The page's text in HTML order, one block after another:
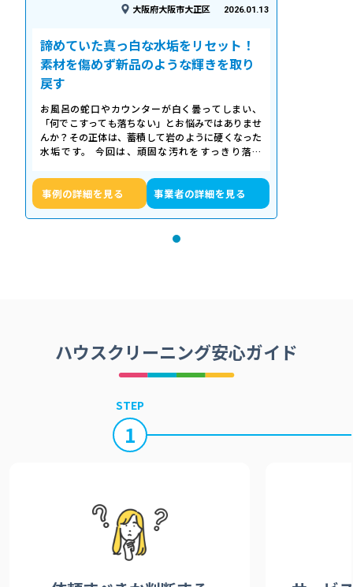
大阪府大阪市大正区 2026.01.13
諦めていた真っ白な水垢をリセット！
素材を傷めず新品のような輝きを取り
戻す
お風呂の蛇口やカウンターが白く曇ってしまい、
「何でこすっても落ちない」とお悩みではありませ
んか？その正体は、蓄積して岩のように硬くなった
水垢です。 今回は、頑固な汚れをすっきり落と
事例の詳細を見る 事業者の詳細を見る
ハウスクリーニング安心ガイド
STEP
1